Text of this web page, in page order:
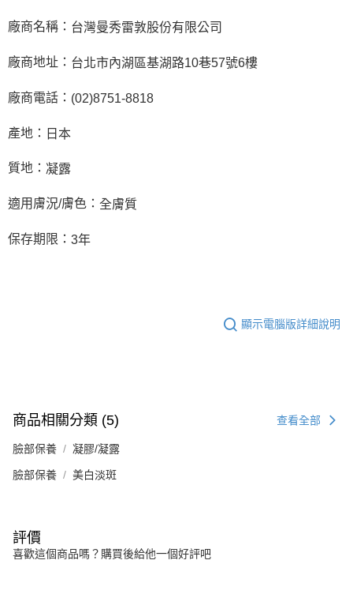
廠商名稱： 台灣曼秀雷敦股份有限公司
廠商地址： 台北市內湖區基湖路10巷57號6樓
廠商電話： (02)8751-8818
產地： 日本
質地： 凝露
適用膚況/膚色： 全膚質
保存期限： 3年
顯示電腦版詳細說明
商品相關分類 (5) 查看全部
臉部保養 凝膠/凝露
臉部保養 美白淡斑
評價
喜歡這個商品嗎？購買後給他一個好評吧